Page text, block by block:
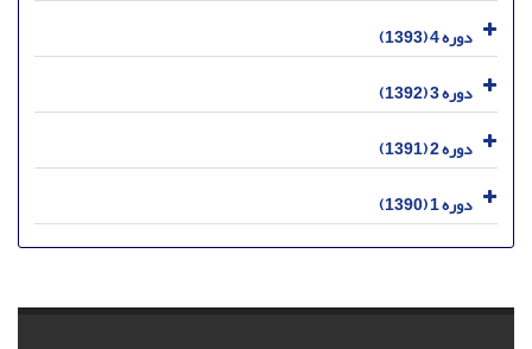
دوره 4 (1393)
دوره 3 (1392)
دوره 2 (1391)
دوره 1 (1390)